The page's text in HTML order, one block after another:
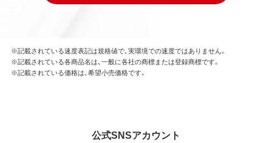
※記載されている速度表記は規格値で、実環境での速度ではありません。
※記載されている各商品名は、一般に各社の商標または登録商標です。
※記載されている価格は、希望小売価格です。
公式SNSアカウント